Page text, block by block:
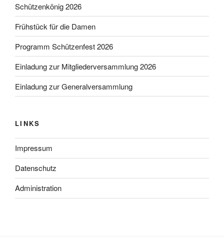
Schützenkönig 2026
Frühstück für die Damen
Programm Schützenfest 2026
Einladung zur Mitgliederversammlung 2026
Einladung zur Generalversammlung
LINKS
Impressum
Datenschutz
Administration